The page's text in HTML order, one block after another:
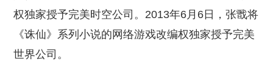
权独家授予完美时空公司。2013年6月6日，张戬将
《诛仙》系列小说的网络游戏改编权独家授予完美
世界公司。